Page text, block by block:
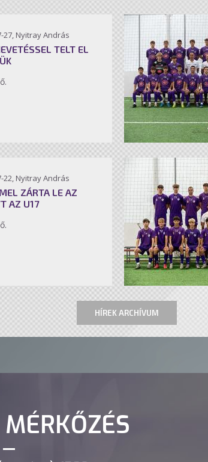
27, Nyitray András
TELT EL
22, Nyitray András
ZÁRTA LE AZ
AZ U17
HÍREK ARCHÍVUM